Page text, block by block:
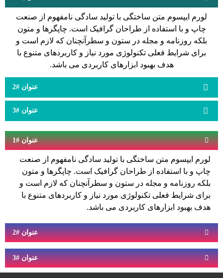
لورم ایپسوم متن ساختگی با تولید سادگی نامفهوم از صنعت
چاپ و با استفاده از طراحان گرافیک است. چاپگرها و متون
بلکه روزنامه و مجله در ستون و سطرآنچنان که لازم است و
برای شرایط فعلی تکنولوژی مورد نیاز و کاربردهای متنوع با
هدف بهبود ابزارهای کاربردی می باشد.
عنوان #2
عنوان #3
عنوان #1
لورم ایپسوم متن ساختگی با تولید سادگی نامفهوم از صنعت
چاپ و با استفاده از طراحان گرافیک است. چاپگرها و متون
بلکه روزنامه و مجله در ستون و سطرآنچنان که لازم است و
برای شرایط فعلی تکنولوژی مورد نیاز و کاربردهای متنوع با
هدف بهبود ابزارهای کاربردی می باشد.
عنوان #2
عنوان #3